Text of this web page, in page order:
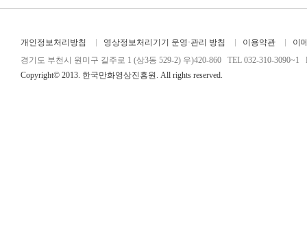
개인정보처리방침 영상정보처리기기 운영·관리 방침 이용약관
이
경기도 부천시 원미구 길주로 1 (상3동 529-2) 우)420-860 TEL 032-310-3090~1
Copyright© 2013. 한국만화영상진흥원. All rights reserved.